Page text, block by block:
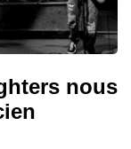
nous